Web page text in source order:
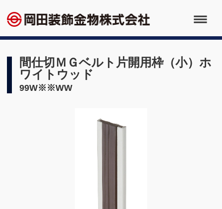
間仕切ＭＧベルト片開用枠（小）ホ
ワイトウッド
99W※※WW